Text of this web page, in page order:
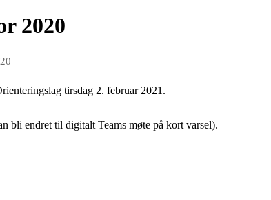
2020
tirsdag 2. februar 2021.
bli endret til digitalt Teams møte på kort varsel).